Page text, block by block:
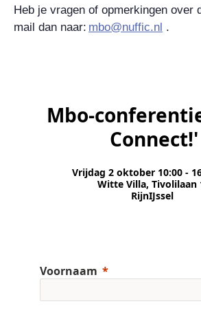
Heb je vragen of opmerkingen over
mail dan naar: mbo@nuffic.nl .